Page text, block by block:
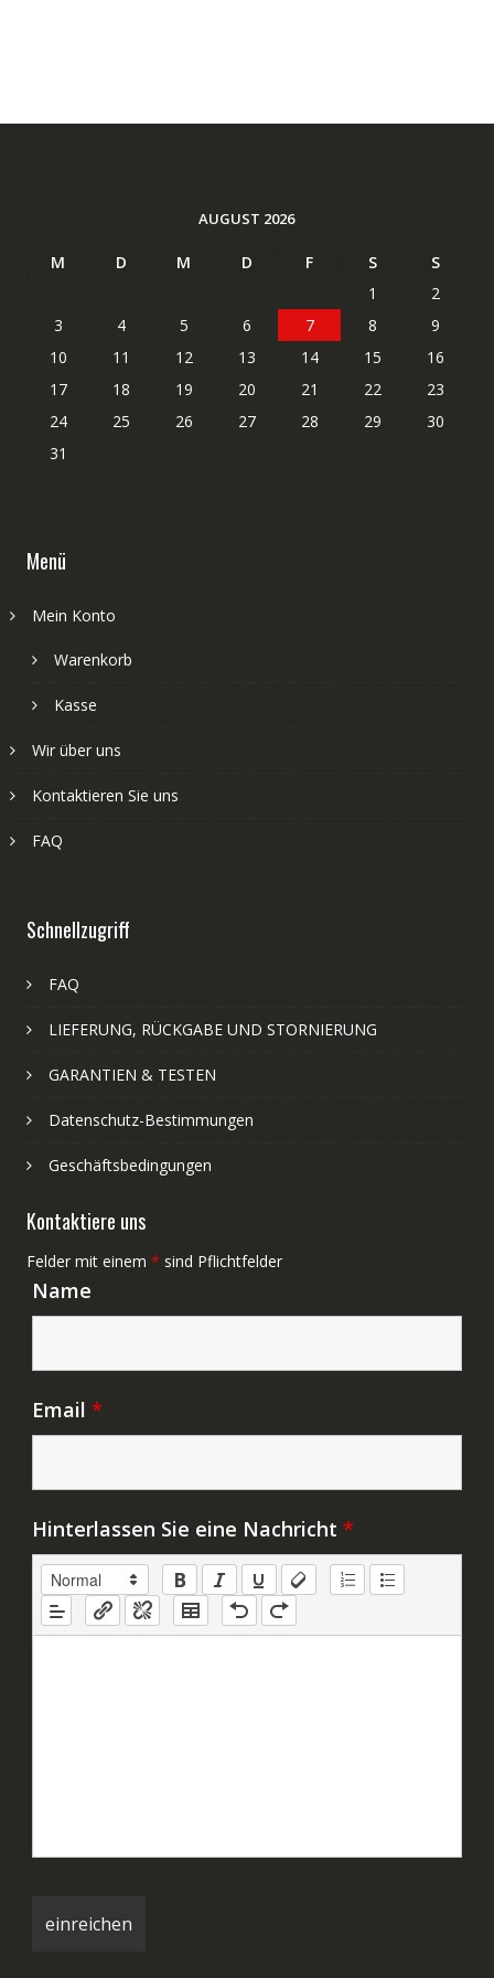
AUGUST 2026
M D M D F S
S
1
2
3
4 5 6 7 8
9
10
11 12 13 14 15
16
17
18 19 20 21 22
23
24
25 26 27 28 29
30
31
Menü
Mein Konto
Warenkorb
Kasse
Wir über uns
Kontaktieren Sie uns
FAQ
Schnellzugriff
FAQ
LIEFERUNG, RÜCKGABE UND STORNIERUNG
GARANTIEN & TESTEN
Datenschutz-Bestimmungen
Geschäftsbedingungen
Kontaktiere uns
Felder mit einem * sind Pflichtfelder
Name
Email *
Hinterlassen Sie eine Nachricht *